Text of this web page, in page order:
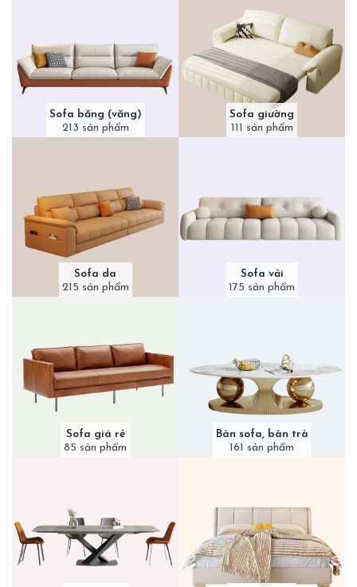
Sofa băng (văng)
213 sản phẩm
Sofa giường
111 sản phẩm
Sofa da
215 sản phẩm
Sofa vải
175 sản phẩm
Sofa giá rẻ
85 sản phẩm
Bàn sofa, bàn trà
161 sản phẩm